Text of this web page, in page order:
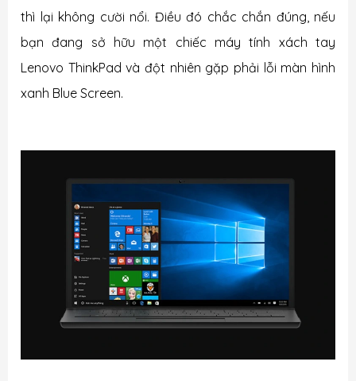
thì lại không cười nổi. Điều đó chắc chắn đúng, nếu
bạn đang sở hữu một chiếc máy tính xách tay
Lenovo ThinkPad và đột nhiên gặp phải lỗi màn hình
xanh Blue Screen.